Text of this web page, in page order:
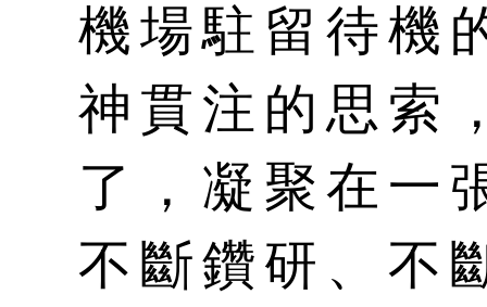
機場駐留待機
神貫注的思索
了，凝聚在一
不斷鑽研、不